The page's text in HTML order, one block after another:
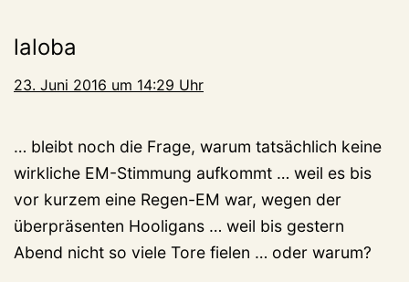
laloba
23. Juni 2016 um 14:29 Uhr
… bleibt noch die Frage, warum tatsächlich keine
wirkliche EM-Stimmung aufkommt … weil es bis
vor kurzem eine Regen-EM war, wegen der
überpräsenten Hooligans … weil bis gestern
Abend nicht so viele Tore fielen … oder warum?